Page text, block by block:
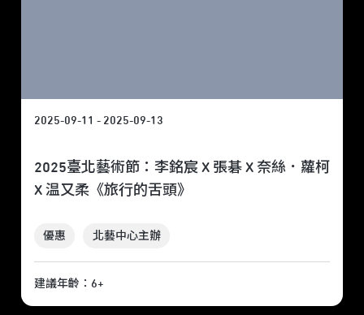
2025-09-11 - 2025-09-13
2025臺北藝術節：李銘宸 X 張碁 X 奈絲．蘿柯
X 温又柔《旅行的舌頭》
優惠 北藝中心主辦
建議年齡：6+